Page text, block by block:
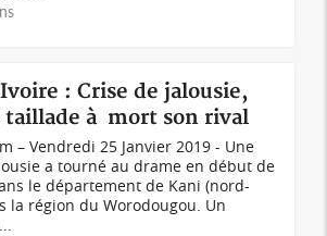
: Crise de jalousie,
taillade à mort son rival
– Vendredi 25 Janvier 2019 - Une
a tourné au drame en début de
le département de Kani (nord-
la région du Worodougou. Un